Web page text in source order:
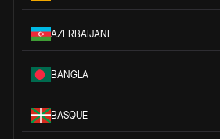
AZERBAIJANI
BANGLA
BASQUE